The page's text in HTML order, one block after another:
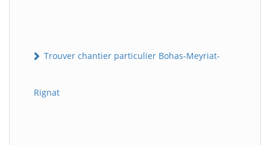
Trouver chantier particulier Bohas-Meyriat-
Rignat